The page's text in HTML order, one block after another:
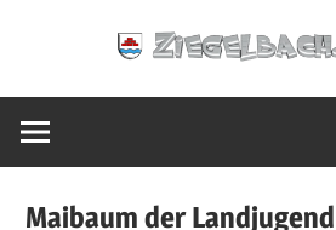
Maibaum der Landjugend